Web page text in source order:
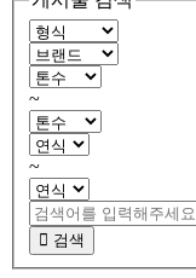
~
~
검색